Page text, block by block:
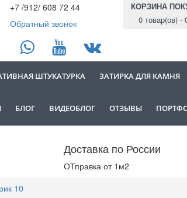
+7 /912/ 608 72 44
Обратный звонок
КОРЗИНА
0 товар(ов) -
ШТУКАТУРКА ЗАТИРКА ДЛЯ КАМНЯ
БЛОГ ВИДЕОБЛОГ ОТЗЫВЫ
Доставка по России
ОТправка от 1м2
10